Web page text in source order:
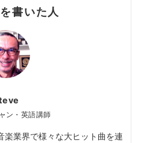
書いた人
ン・英語講師
業界で様々な大ヒット曲を連